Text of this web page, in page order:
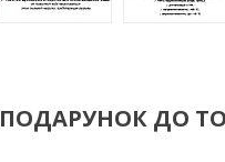
ПОДАРУНОК ДО